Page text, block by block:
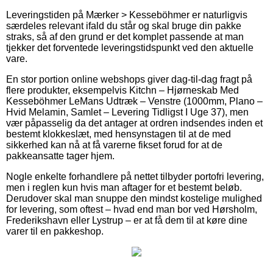
Leveringstiden på Mærker > Kesseböhmer er naturligvis
særdeles relevant ifald du står og skal bruge din pakke
straks, så af den grund er det komplet passende at man
tjekker det forventede leveringstidspunkt ved den aktuelle
vare.
En stor portion online webshops giver dag-til-dag fragt på
flere produkter, eksempelvis Kitchn – Hjørneskab Med
Kesseböhmer LeMans Udtræk – Venstre (1000mm, Plano –
Hvid Melamin, Samlet – Levering Tidligst I Uge 37), men
vær påpasselig da det antager at ordren indsendes inden et
bestemt klokkeslæt, med hensynstagen til at de med
sikkerhed kan nå at få varerne fikset forud for at de
pakkeansatte tager hjem.
Nogle enkelte forhandlere på nettet tilbyder portofri levering,
men i reglen kun hvis man aftager for et bestemt beløb.
Derudover skal man snuppe den mindst kostelige mulighed
for levering, som oftest – hvad end man bor ved Hørsholm,
Frederikshavn eller Lystrup – er at få dem til at køre dine
varer til en pakkeshop.